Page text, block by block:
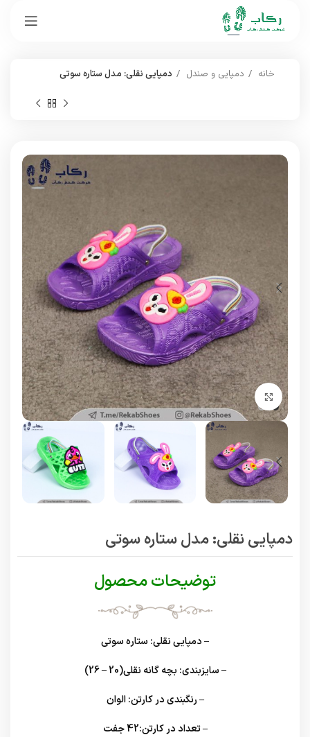
خانه دمپایی و صندل دمپایی نقلی: مدل ستاره سوتی
برای بزرگنمایی کلیک کنید
دمپایی نقلی: مدل ستاره سوتی
توضیحات محصول
– دمپایی نقلی: ستاره سوتی
– سایزبندی: بچه گانه نقلی(20 – 26)
– رنگبندی در کارتن: الوان
– تعداد در کارتن:42 جفت